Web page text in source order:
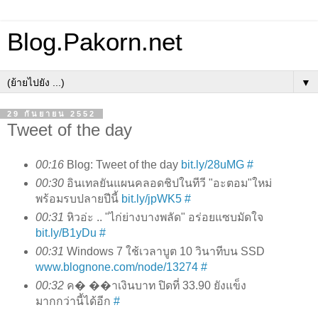
Blog.Pakorn.net
▼
29 กันยายน 2552
Tweet of the day
00:16Blog: Tweet of the day bit.ly/28uMG #
00:30อินเทลยันแผนคลอดชิปในทีวี "อะตอม"ใหม่
พร้อมรบปลายปีนี้ bit.ly/jpWK5 #
00:31 หิวอ่ะ .. "ไก่ย่างบางพลัด" อร่อยแซบมัดใจ
bit.ly/B1yDu #
00:31 Windows 7 ใช้เวลาบูต 10 วินาทีบน SSD
www.blognone.com/node/13274 #
00:32ค� ��าเงินบาท ปิดที่ 33.90 ยังแข็ง
มากกว่านี้ได้อีก #